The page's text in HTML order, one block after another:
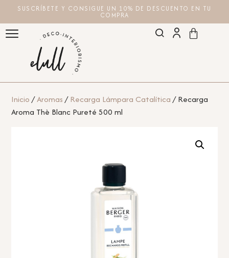
SUSCRÍBETE Y CONSIGUE UN 10% DE DESCUENTO EN TU
COMPRA
Inicio/Aromas/Recarga Lámpara Catalítica/ Recarga
Aroma Thè Blanc Pureté 500 ml